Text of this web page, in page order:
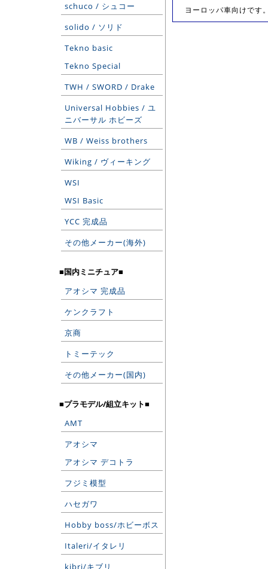
schuco / シュコー
solido / ソリド
Tekno basic
Tekno Special
TWH / SWORD / Drake
Universal Hobbies / ユ
ニバーサル ホビーズ
WB / Weiss brothers
Wiking / ヴィーキング
WSI
WSI Basic
YCC 完成品
その他メーカー(海外)
■国内ミニチュア■
アオシマ 完成品
ケンクラフト
京商
トミーテック
その他メーカー(国内)
■プラモデル/組立キット■
AMT
アオシマ
アオシマ デコトラ
フジミ模型
ハセガワ
Hobby boss/ホビーボス
Italeri/イタレリ
kibri/キブリ
ヨーロッパ車向けです